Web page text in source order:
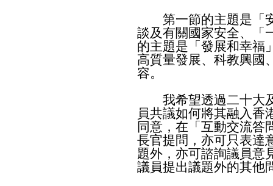
第一節的主題是「安
談及有關國家安全、「
的主題是「發展和幸福
高質量發展、科教興國
容。
我希望透過二十大及
員共議如何將其融入香
同意，在「互動交流答
長官提問，亦可只表達
題外，亦可諮詢議員意
議員提出議題外的其他